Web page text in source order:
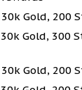
30k Gold, 200
30k Gold, 300
30k Gold, 200